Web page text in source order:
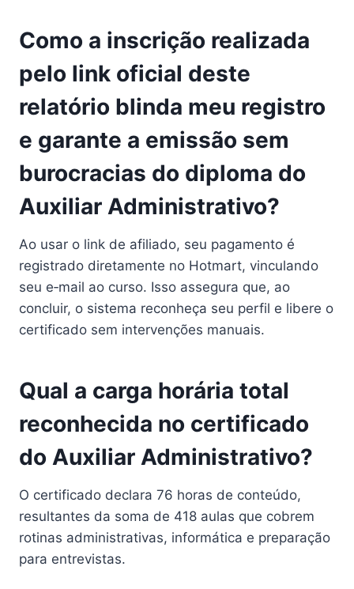
Como a inscrição realizada
pelo link oficial deste
relatório blinda meu registro
e garante a emissão sem
burocracias do diploma do
Auxiliar Administrativo?
Ao usar o link de afiliado, seu pagamento é
registrado diretamente no Hotmart, vinculando
seu e‑mail ao curso. Isso assegura que, ao
concluir, o sistema reconheça seu perfil e libere o
certificado sem intervenções manuais.
Qual a carga horária total
reconhecida no certificado
do Auxiliar Administrativo?
O certificado declara 76 horas de conteúdo,
resultantes da soma de 418 aulas que cobrem
rotinas administrativas, informática e preparação
para entrevistas.